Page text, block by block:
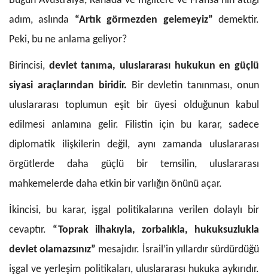
adım, aslında “Artık görmezden gelemeyiz” demektir.
Peki, bu ne anlama geliyor?
Birincisi, devlet tanıma, uluslararası hukukun en güçlü
siyasi araçlarından biridir. Bir devletin tanınması, onun
uluslararası toplumun eşit bir üyesi olduğunun kabul
edilmesi anlamına gelir. Filistin için bu karar, sadece
diplomatik ilişkilerin değil, aynı zamanda uluslararası
örgütlerde daha güçlü bir temsilin, uluslararası
mahkemelerde daha etkin bir varlığın önünü açar.
İkincisi, bu karar, işgal politikalarına verilen dolaylı bir
cevaptır. “Toprak ilhakıyla, zorbalıkla, hukuksuzlukla
devlet olamazsınız” mesajıdır. İsrail’in yıllardır sürdürdüğü
işgal ve yerleşim politikaları, uluslararası hukuka aykırıdır.